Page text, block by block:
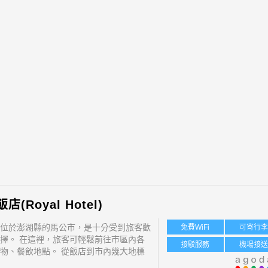
店(Royal Hotel)
於澎湖縣的馬公市，是十分受到旅客歡
。 在這裡，旅客可輕鬆前往市區內各
、餐飲地點。 從飯店到市內幾大地標
免費WiFi 可寄行李
接駁服務 機場接送